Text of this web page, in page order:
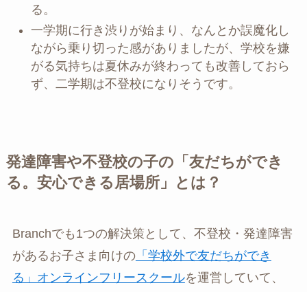
る。
一学期に行き渋りが始まり、なんとか誤魔化し
ながら乗り切った感がありましたが、学校を嫌
がる気持ちは夏休みが終わっても改善しておら
ず、二学期は不登校になりそうです。
発達障害や不登校の子の「友だちができ
る。安心できる居場所」とは？
Branchでも1つの解決策として、不登校・発達障害
があるお子さま向けの「学校外で友だちができ
る」オンラインフリースクールを運営していて、